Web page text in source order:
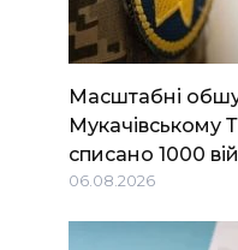
Масштабні
Мукачівському
списано 1000
06.08.2026